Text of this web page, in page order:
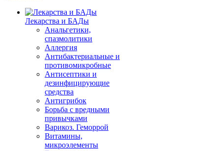
Лекарства и БАДы
Анальгетики,
спазмолитики
Аллергия
Антибактериальные и
противомикробные
Антисептики и
дезинфицирующие
средства
Антигрибок
Борьба с вредными
привычками
Варикоз. Геморрой
Витамины,
микроэлементы